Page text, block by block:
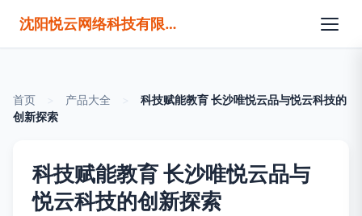
沈阳悦云网络科技有限公司
首页 产品大全
科技赋能教育 长沙唯悦云品与悦云科技的
创新探索
科技赋能教育 长沙唯悦云品与
悦云科技的创新探索